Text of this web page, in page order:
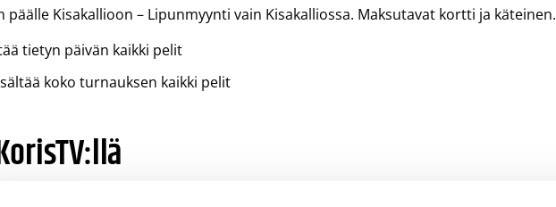
päälle Kisakallioon – Lipunmyynti vain Kisakalliossa. Maksutavat kortti ja käteinen.
tietyn päivän kaikki pelit
koko turnauksen kaikki pelit